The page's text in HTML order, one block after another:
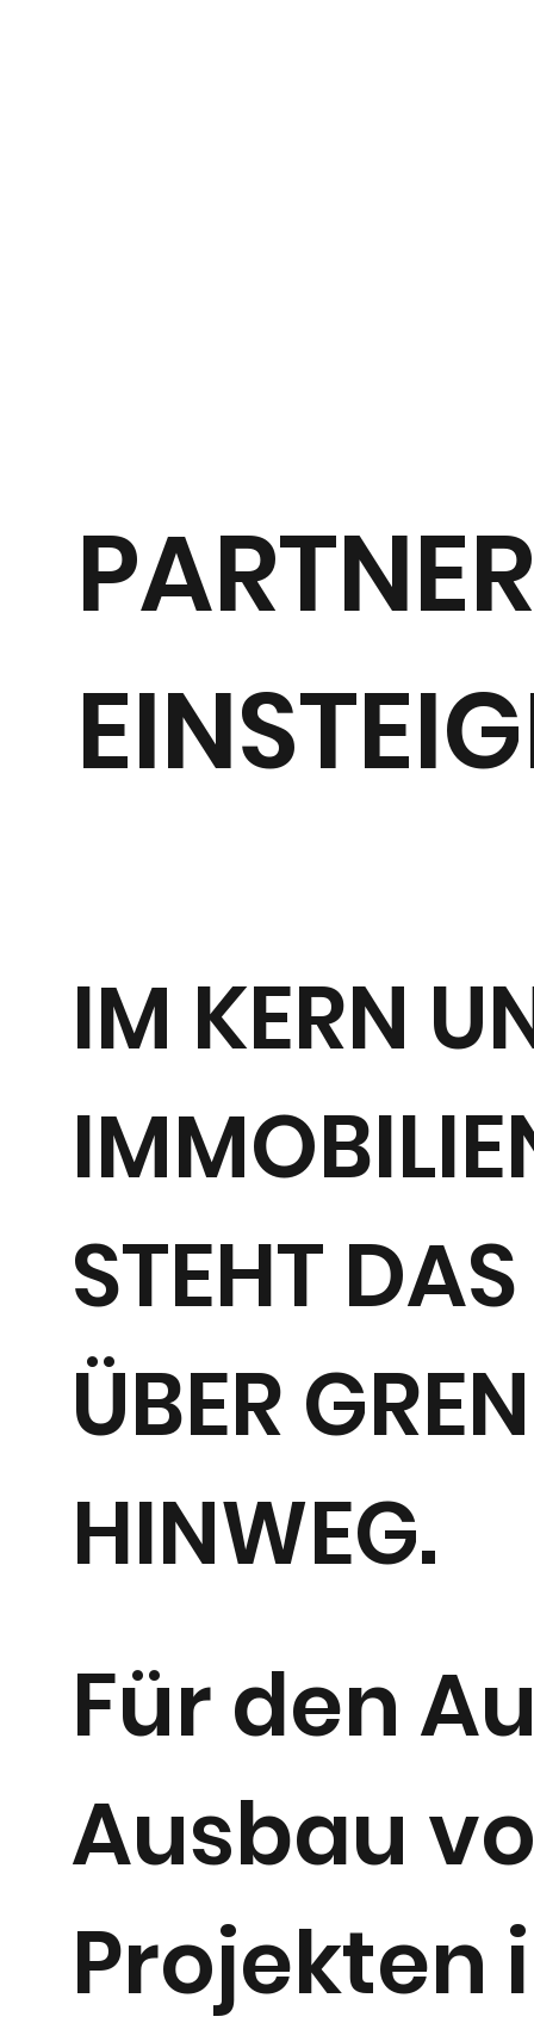
IM KERN
STEHT
ÜBER
HINWEG.
Für den
Ausbau
Projekten